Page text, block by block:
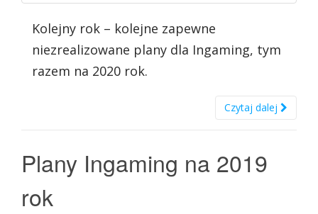
Kolejny rok – kolejne zapewne
niezrealizowane plany dla Ingaming, tym
razem na 2020 rok.
Czytaj dalej
Plany Ingaming na 2019
rok